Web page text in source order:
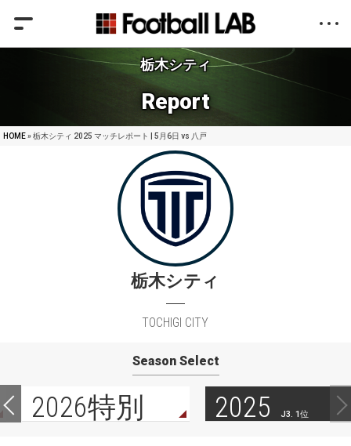
栃木シティ
Report
HOME» 栃木シティ 2025 マッチレポート | 5月6日 vs 八戸
栃木シティ
TOCHIGI CITY
Season Select
2026特別 2025 J3. 1位